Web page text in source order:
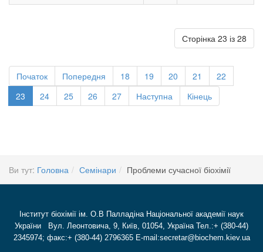
Сторінка 23 із 28
Початок Попередня 18 19 20 21
22
23
24 25 26 27 Наступна Кінець
Ви тут: Головна Семінари Проблеми сучасної біохімії
Інститут біохімії ім. О.В Палладіна Національної академії наук
України Вул. Леонтовича, 9, Київ, 01054, Україна Тел.:+ (380-44)
2345974; факс:+ (380-44) 2796365 E-mail:secretar@biochem.kiev.ua